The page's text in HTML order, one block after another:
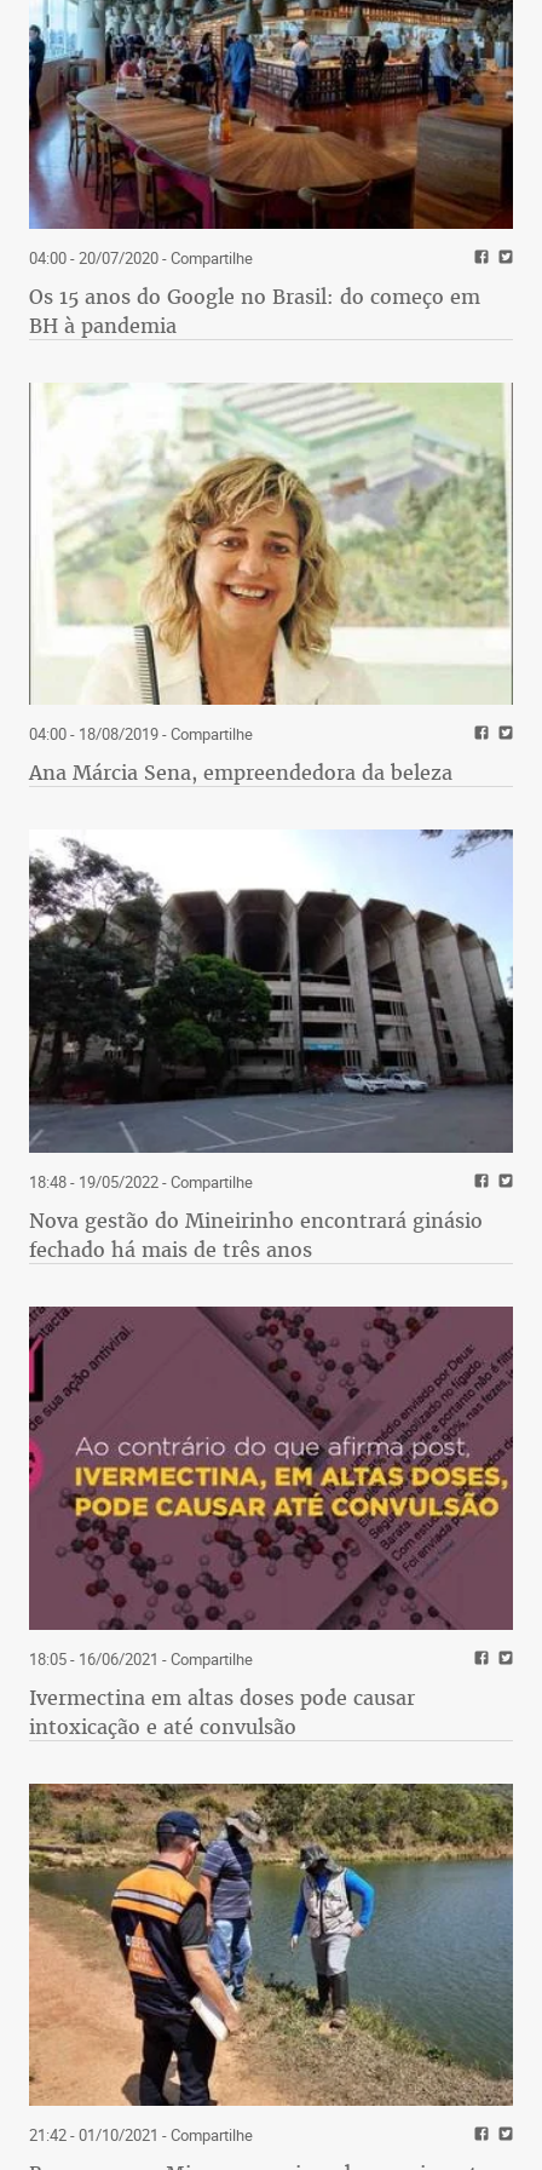
reeleição de Bolsonaro nas camadas mais pobres é
o luto das famílias desestruturadas por 672.101
óbitos por COVID-19, de um total de 32,5 milhões
de casos registrados. Como a cobertura da vacina
não é completa, o número de mortes atingiu a
média de 214 por dia, o que agrava ainda mais a
nossa crise social.
04:00 - 20/07/2020- Compartilhe
Os 15 anos do Google no Brasil: do começo em
BH à pandemia
04:00 - 18/08/2019- Compartilhe
Ana Márcia Sena, empreendedora da beleza
18:48 - 19/05/2022- Compartilhe
Nova gestão do Mineirinho encontrará ginásio
fechado há mais de três anos
18:05 - 16/06/2021 - Compartilhe
Ivermectina em altas doses pode causar
intoxicação e até convulsão
21:42 - 01/10/2021 - Compartilhe